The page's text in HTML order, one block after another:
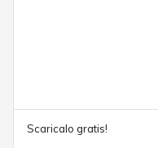
Scaricalo gratis!